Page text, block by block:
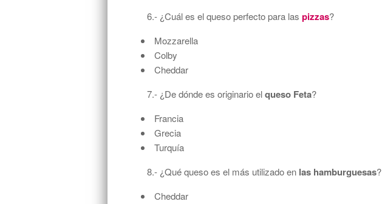
6.- ¿Cuál es el queso perfecto para las pizzas?
Mozzarella
Colby
Cheddar
7.- ¿De dónde es originario elqueso Feta?
Francia
Grecia
Turquía
8.- ¿Qué queso es el más utilizado en las hamburguesas?
Cheddar